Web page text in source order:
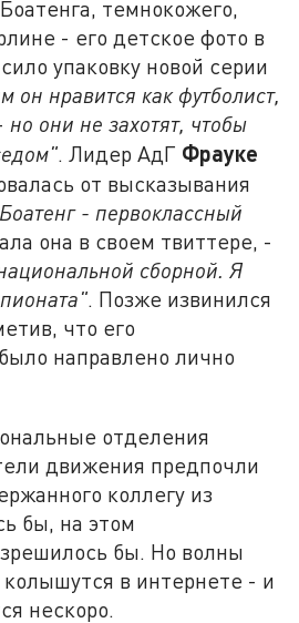
темнокожего,
- его детское фото в
упаковку новой серии
он нравится как футболист,
но они не захотят, чтобы
. Лидер АдГ Фрауке
от высказывания
- первоклассный
она в своем твиттере, -
сборной. Я
. Позже извинился
что его
направлено лично
отделения
движения предпочли
коллегу из
бы, на этом
бы. Но волны
в интернете - и
нескоро.